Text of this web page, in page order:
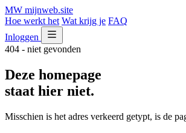
MW mijnweb.site
Hoe werkt het Wat krijg je FAQ
Inloggen
404 - niet gevonden
Deze homepage
staat hier niet.
Misschien is het adres verkeerd getypt, is de